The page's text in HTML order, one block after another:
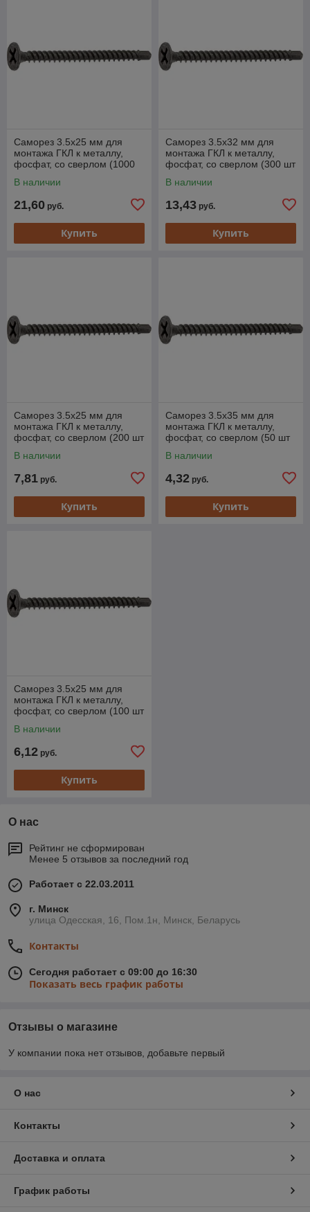
Саморез 3.5х25 мм для
монтажа ГКЛ к металлу,
фосфат, со сверлом (1000
В наличии
21,60 руб.
Купить
Саморез 3.5х32 мм для
монтажа ГКЛ к металлу,
фосфат, со сверлом (300 шт
В наличии
13,43 руб.
Купить
Саморез 3.5х25 мм для
монтажа ГКЛ к металлу,
фосфат, со сверлом (200 шт
В наличии
7,81 руб.
Купить
Саморез 3.5х35 мм для
монтажа ГКЛ к металлу,
фосфат, со сверлом (50 шт
В наличии
4,32 руб.
Купить
Саморез 3.5х25 мм для
монтажа ГКЛ к металлу,
фосфат, со сверлом (100 шт
В наличии
6,12 руб.
Купить
О нас
Рейтинг не сформирован
Менее 5 отзывов за последний год
Работает с 22.03.2011
г. Минск
улица Одесская, 16, Пом.1н, Минск, Беларусь
Контакты
Сегодня работает с 09:00 до 16:30
Показать весь график работы
Отзывы о магазине
У компании пока нет отзывов, добавьте первый
О нас
Контакты
Доставка и оплата
График работы